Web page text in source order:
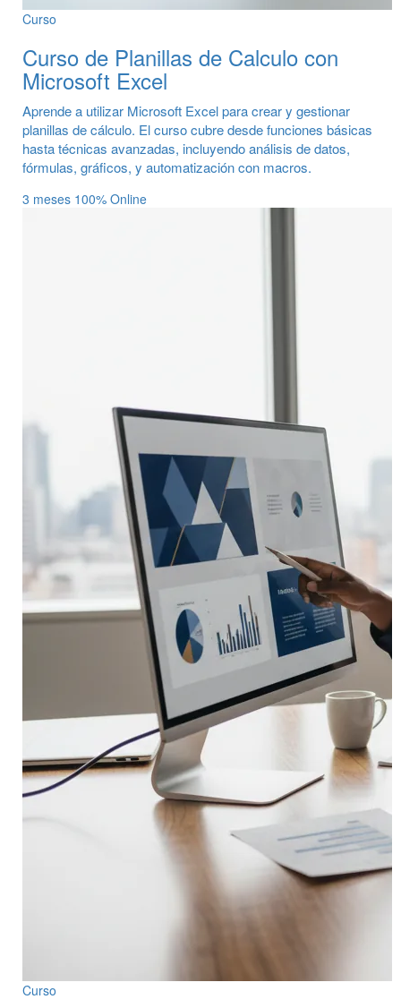
Curso
Curso de Planillas de Calculo con
Microsoft Excel
Aprende a utilizar Microsoft Excel para crear y gestionar
planillas de cálculo. El curso cubre desde funciones básicas
hasta técnicas avanzadas, incluyendo análisis de datos,
fórmulas, gráficos, y automatización con macros.
3 meses 100% Online
Curso